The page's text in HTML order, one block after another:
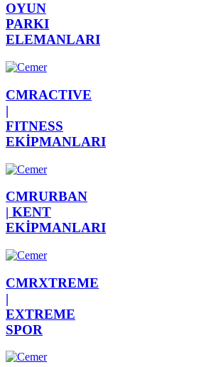
OYUN
PARKI
ELEMANLARI
CMRACTIVE
|
FITNESS
EKİPMANLARI
CMRURBAN
| KENT
EKİPMANLARI
CMRXTREME
|
EXTREME
SPOR